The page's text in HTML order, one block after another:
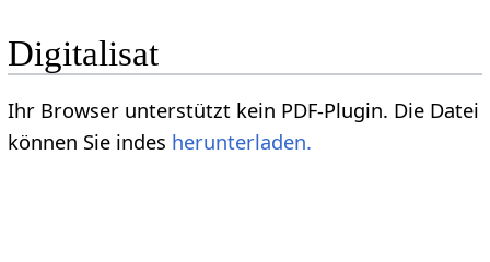
Digitalisat
Ihr Browser unterstützt kein PDF-Plugin. Die Datei
können Sie indes herunterladen.